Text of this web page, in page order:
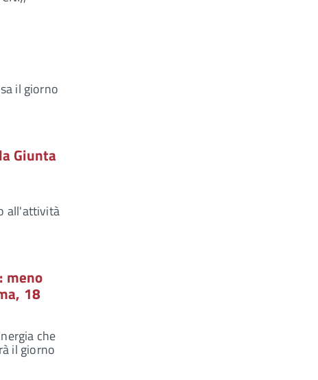
il giorno
Giunta
all'attività
meno
18
che
il giorno